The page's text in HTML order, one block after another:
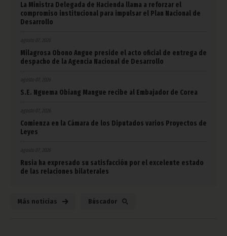
La Ministra Delegada de Hacienda llama a reforzar el
compromiso institucional para impulsar el Plan Nacional de
Desarrollo
agosto 07, 2026
Milagrosa Obono Angue preside el acto oficial de entrega de
despacho de la Agencia Nacional de Desarrollo
agosto 07, 2026
S.E. Nguema Obiang Mangue recibe al Embajador de Corea
agosto 07, 2026
Comienza en la Cámara de los Diputados varios Proyectos de
Leyes
agosto 07, 2026
Rusia ha expresado su satisfacción por el excelente estado
de las relaciones bilaterales
Más noticias Búscador